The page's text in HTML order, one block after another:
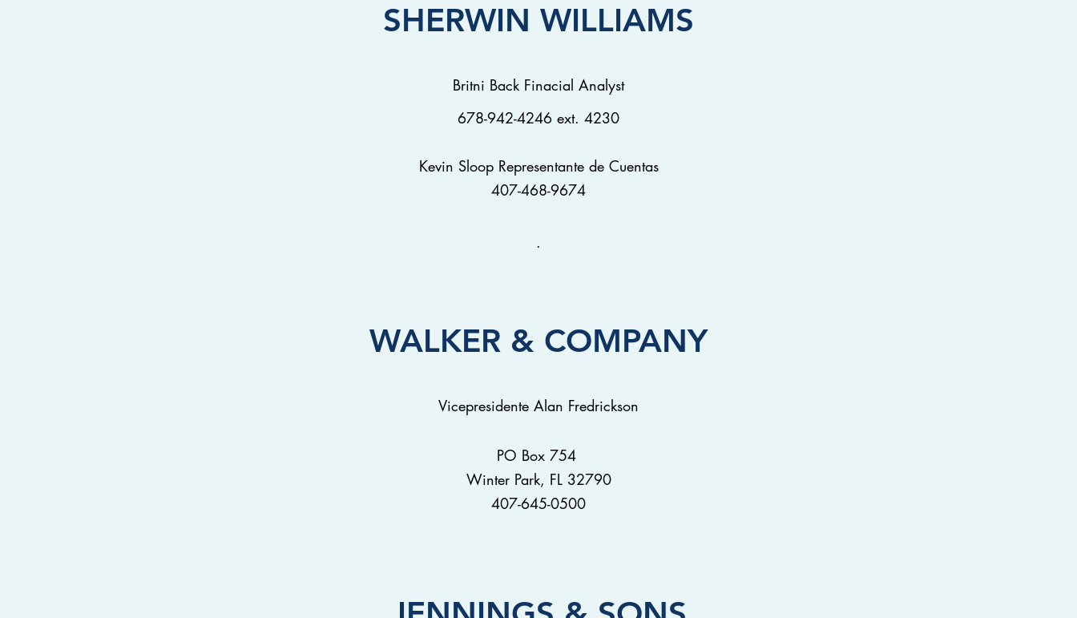
SHERWIN WILLIAMS
Britni Back Finacial Analyst
678-942-4246 ext. 4230
Kevin Sloop Representante de Cuentas
407-468-9674
.
WALKER & COMPANY
Vicepresidente Alan Fredrickson
PO Box 754
Winter Park, FL 32790
407-645-0500